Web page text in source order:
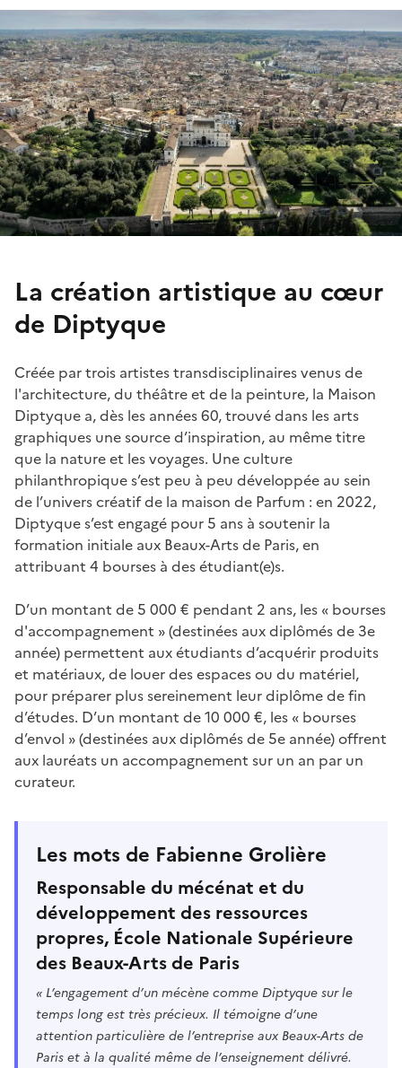
La création artistique au cœur
de Diptyque
Créée par trois artistes transdisciplinaires venus de
l'architecture, du théâtre et de la peinture, la Maison
Diptyque a, dès les années 60, trouvé dans les arts
graphiques une source d’inspiration, au même titre
que la nature et les voyages. Une culture
philanthropique s’est peu à peu développée au sein
de l’univers créatif de la maison de Parfum : en 2022,
Diptyque s’est engagé pour 5 ans à soutenir la
formation initiale aux Beaux-Arts de Paris, en
attribuant 4 bourses à des étudiant(e)s.
D’un montant de 5 000 € pendant 2 ans, les « bourses
d'accompagnement » (destinées aux diplômés de 3e
année) permettent aux étudiants d’acquérir produits
et matériaux, de louer des espaces ou du matériel,
pour préparer plus sereinement leur diplôme de fin
d’études. D’un montant de 10 000 €, les « bourses
d’envol » (destinées aux diplômés de 5e année) offrent
aux lauréats un accompagnement sur un an par un
curateur.
Les mots de Fabienne Grolière
Responsable du mécénat et du
développement des ressources
propres, École Nationale Supérieure
des Beaux-Arts de Paris
« L’engagement d’un mécène comme Diptyque sur le
temps long est très précieux. Il témoigne d’une
attention particulière de l’entreprise aux Beaux-Arts de
Paris et à la qualité même de l’enseignement délivré.